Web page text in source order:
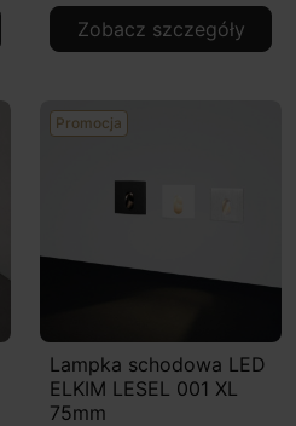
Zobacz szczegóły
Promocja
Lampka schodowa LED
ELKIM LESEL 001 XL
75mm